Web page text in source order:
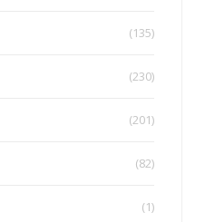
(135)
(230)
(201)
(82)
(1)